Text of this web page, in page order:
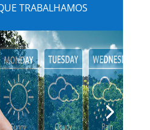
TRABALHAMOS